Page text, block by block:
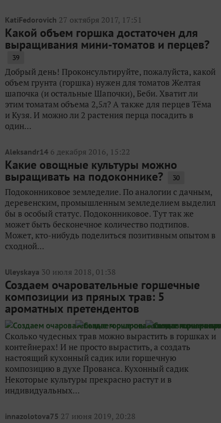
KatiFedorovich 27 октября 2017, 17:51
Какой объем горшка достаточен для
выращивания мини-томатов и перцев?
39
Добрый день! Проконсультируйте, пожалуйста, какой
объем грунта (горшка) нужен для томатов Желтая
шапочка (и остальные Шапочки), Беби. Хватит ли
этим томатам объема 2,5л? А также для перцев Тёма
и Кузя. И можно ли 2 растения перца посадить в
один...
Aleksandr14 6 декабря 2016, 15:22
Какие овощные культуры можно
выращивать на подоконнике? 30
Подоконниковое земледелие. По аналогии с дачным,
деревенским, промышленным земледелием выделил
бы в особый статус. Подоконниковое. Тут так же
может быть бесконечное количество подтипов.
Может, кто-нибудь поделиться позитивным опытом в
сходной...
Uleyskaya 30 июля 2018, 01:38
Создаем очаровательные горшечные
композиции из пряных трав: 5
ароматных претендентов
Сколько чудесных трав можно вырастить в горшках и
контейнерах! И не просто вырастить, а создать
настоящий кухонный садик или горшечную
композицию в духе Прованса. Кухонный садик
Некоторые культуры прекрасно растут и в
индивидуальных...
innazolotova75 27 июня 2019, 20:28